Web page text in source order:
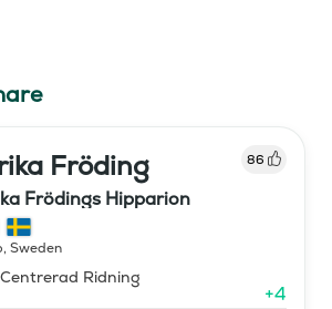
Fröding 86
Frödings Hipparion
, Sweden
Ridning
+4